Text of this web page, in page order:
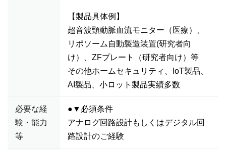
【製品具体例】
超音波頸動脈血流モニター（医療）、
リポソーム自動製造装置(研究者向
け）、ZFプレート（研究者向け）等
その他ホームセキュリティ、IoT製品、
AI製品、小ロット製品実績多数
必要な経
験・能力
等
●▼必須条件
アナログ回路設計もしくはデジタル回
路設計のご経験